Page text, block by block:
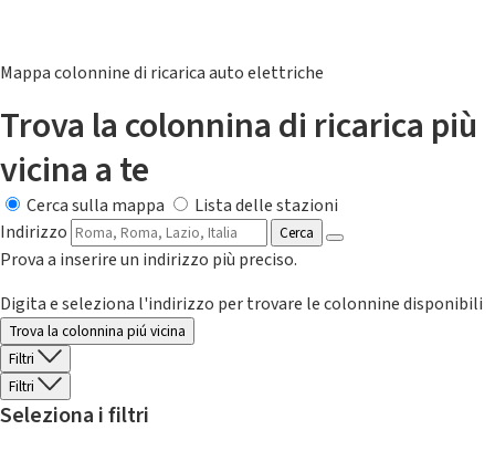
Mappa colonnine di ricarica auto elettriche
Trova la colonnina di ricarica più
vicina a te
Cerca sulla mappa
Lista delle stazioni
Indirizzo
Cerca
Prova a inserire un indirizzo più preciso.
Digita e seleziona l'indirizzo per trovare le colonnine disponibili
Trova la colonnina piú vicina
Filtri
Filtri
Seleziona i filtri